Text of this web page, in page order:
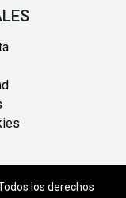
Todos los derechos